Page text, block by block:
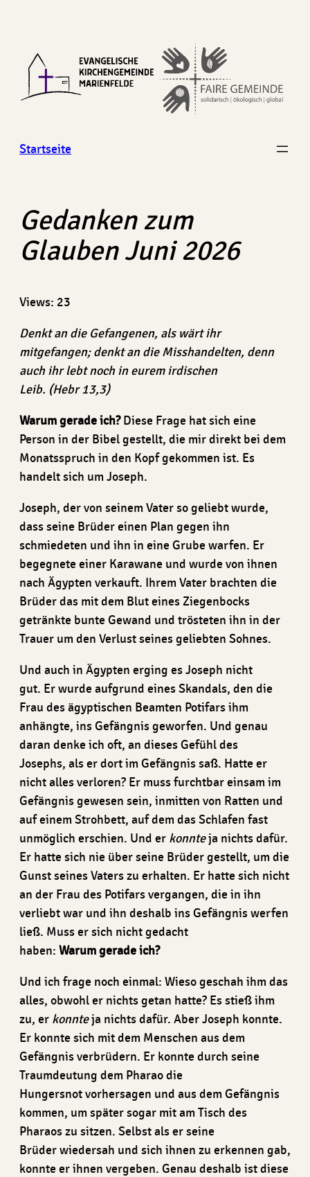
springen
Startseite
Gedanken zum
Glauben Juni 2026
Views: 23
Denkt an die Gefangenen, als wärt ihr
mitgefangen; denkt an die Misshandelten, denn
auch ihr lebt noch in eurem irdischen
Leib. (Hebr 13,3)
Warum gerade ich?Diese Frage hat sich eine
Person in der Bibel gestellt, die mir direkt bei dem
Monatsspruch in den Kopf gekommen ist. Es
handelt sich um Joseph.
Joseph, der von seinem Vater so geliebt wurde,
dass seine Brüder einen Plan gegen ihn
schmiedeten und ihn in eine Grube warfen. Er
begegnete einer Karawane und wurde von ihnen
nach Ägypten verkauft. Ihrem Vater brachten die
Brüder das mit dem Blut eines Ziegenbocks
getränkte bunte Gewand und trösteten ihn in der
Trauer um den Verlust seines geliebten Sohnes.
Und auch in Ägypten erging es Joseph nicht
gut. Er wurde aufgrund eines Skandals, den die
Frau des ägyptischen Beamten Potifars ihm
anhängte, ins Gefängnis geworfen. Und genau
daran denke ich oft, an dieses Gefühl des
Josephs, als er dort im Gefängnis saß. Hatte er
nicht alles verloren? Er muss furchtbar einsam im
Gefängnis gewesen sein, inmitten von Ratten und
auf einem Strohbett, auf dem das Schlafen fast
unmöglich erschien. Und er konnteja nichts dafür.
Er hatte sich nie über seine Brüder gestellt, um die
Gunst seines Vaters zu erhalten. Er hatte sich nicht
an der Frau des Potifars vergangen, die in ihn
verliebt war und ihn deshalb ins Gefängnis werfen
ließ. Muss er sich nicht gedacht
haben: Warum gerade ich?
Und ich frage noch einmal: Wieso geschah ihm das
alles, obwohl er nichts getan hatte? Es stieß ihm
zu, er konnteja nichts dafür. Aber Joseph konnte.
Er konnte sich mit dem Menschen aus dem
Gefängnis verbrüdern. Er konnte durch seine
Traumdeutung dem Pharao die
Hungersnot vorhersagen und aus dem Gefängnis
kommen, um später sogar mit am Tisch des
Pharaos zu sitzen. Selbst als er seine
Brüder wiedersah und sich ihnen zu erkennen gab,
konnte er ihnen vergeben. Genau deshalb ist diese